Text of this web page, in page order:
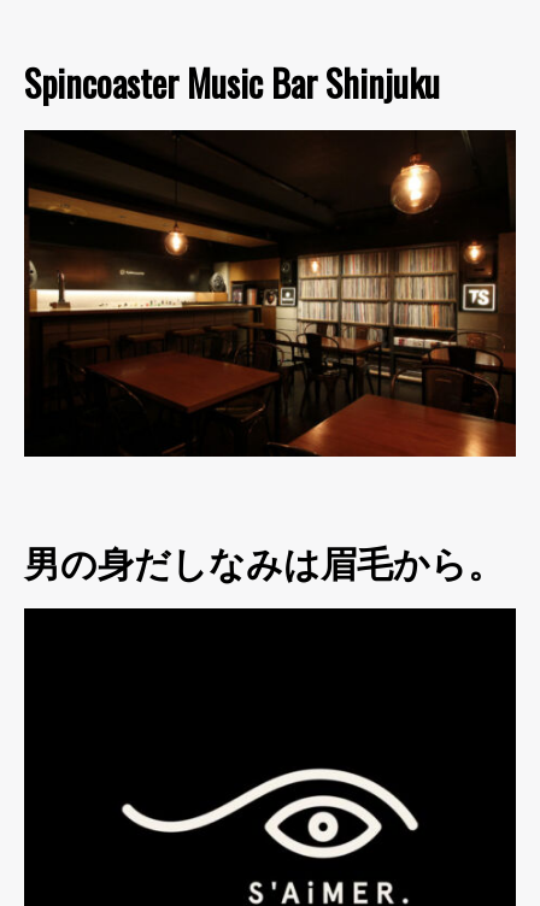
Spincoaster Music Bar Shinjuku
男の身だしなみは眉毛から。